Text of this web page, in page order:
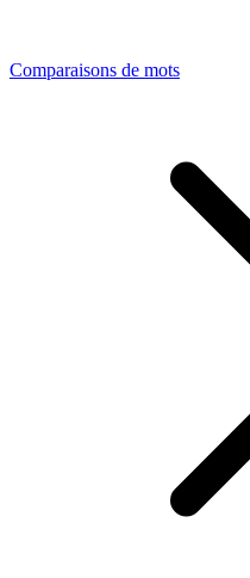
Comparaisons de mots